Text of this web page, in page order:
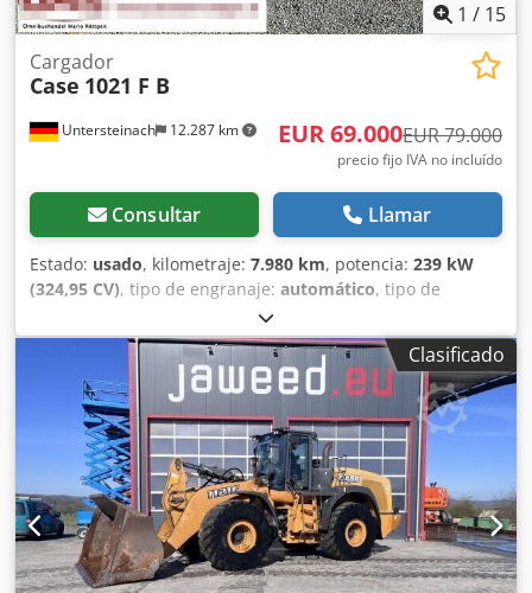
1 / 15
Untersteinach 12.287 km
Cargador
Case 1021 F B
EUR 69.000EUR 79.000
precio fijo IVA no incluído
Consultar Llamar
Estado: usado, kilometraje: 7.980 km, potencia: 239 kW
(324,95 CV), tipo de engranaje: automático, tipo de
amarillo
01/2013, Año de fabricación:2013, Equipamiento:aire
acondicionado
, = Otras opciones y equipamiento = - Aire
acondicionado - Radio - Dirección asistida - Visera parasol
= Observaciones = +++Peso: 24.000 kg Km/h+++ +++4x4+++
+++Neumáticos 26,5xR25 90%+++ +++Focos de trabajo+++
+++Amortiguadores de vibración+++ +++Bloqueo de
diferencial eje delantero+++ +++Cuchara 3,6 m³+++
+++Báscula+++ - General: - - Motor: Case Crsdjy Hu U Ajpfx
Ab Nef - Transmisión: Automática - Plazas totales: 1 - -
Seguridad: - - Cámara de marcha atrás - - Cabina: - - Aire
acondicionado - Salidas de ventilación por tobera - -
Clasificado